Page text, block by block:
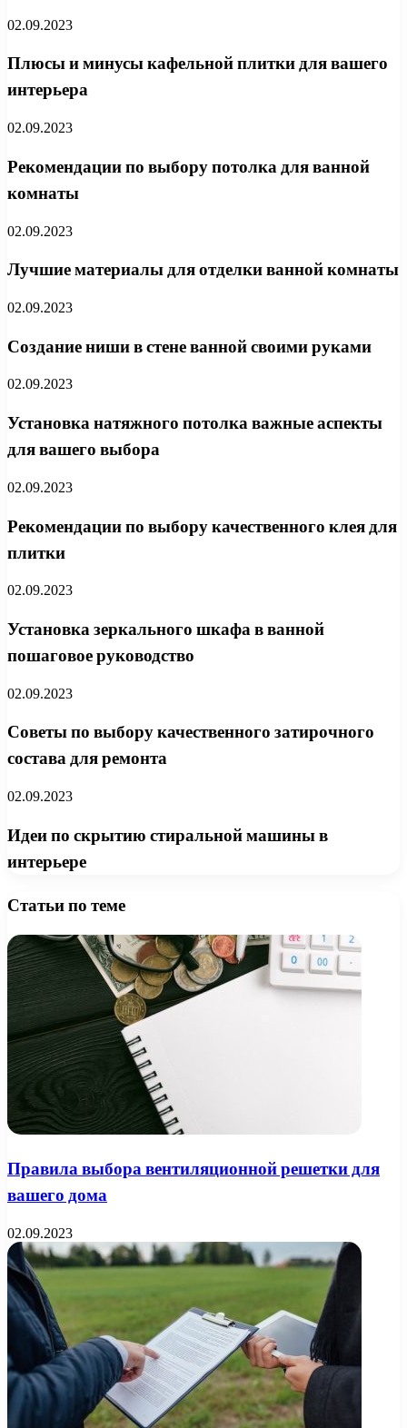
02.09.2023
Плюсы и минусы кафельной плитки для вашего
интерьера
02.09.2023
Рекомендации по выбору потолка для ванной
комнаты
02.09.2023
Лучшие материалы для отделки ванной комнаты
02.09.2023
Создание ниши в стене ванной своими руками
02.09.2023
Установка натяжного потолка важные аспекты
для вашего выбора
02.09.2023
Рекомендации по выбору качественного клея для
плитки
02.09.2023
Установка зеркального шкафа в ванной
пошаговое руководство
02.09.2023
Советы по выбору качественного затирочного
состава для ремонта
02.09.2023
Идеи по скрытию стиральной машины в
интерьере
Статьи по теме
Правила выбора вентиляционной решетки для
вашего дома
02.09.2023